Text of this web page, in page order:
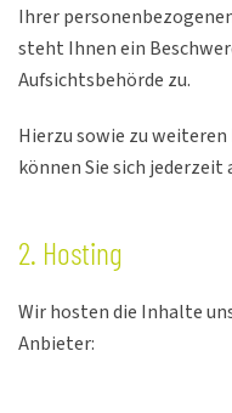
Ihrer
steht Ihnen ein
Aufsichtsbehörde zu.
Hierzu sowie zu
können Sie sich jederzeit
2. Hosting
Wir hosten die Inhalte
Anbieter: